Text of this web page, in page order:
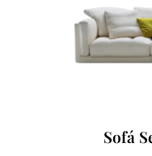
Sofá